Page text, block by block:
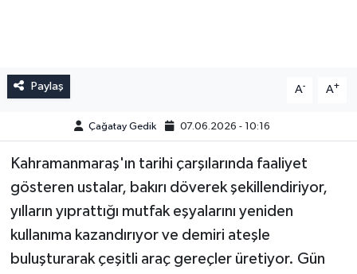
Paylaş A- A+
Çağatay Gedik 07.06.2026 - 10:16
Kahramanmaraş'ın tarihi çarşılarında faaliyet
gösteren ustalar, bakırı döverek şekillendiriyor,
yılların yıprattığı mutfak eşyalarını yeniden
kullanıma kazandırıyor ve demiri ateşle
buluşturarak çeşitli araç gereçler üretiyor. Gün